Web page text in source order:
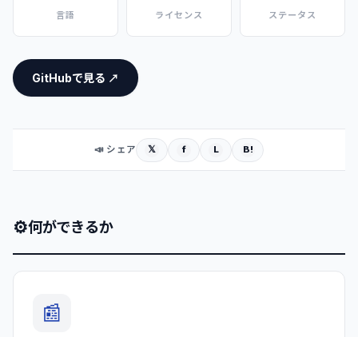
言語 ライセンス ステータス
GitHubで見る ↗
📣 シェア 𝕏 f L B!
⚙何ができるか
📰